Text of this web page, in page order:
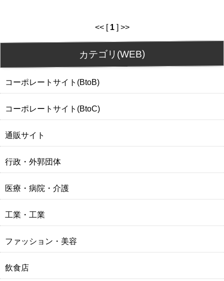
<< [ 1] >>
カテゴリ(WEB)
コーポレートサイト(BtoB)
コーポレートサイト(BtoC)
通販サイト
行政・外郭団体
医療・病院・介護
工業・工業
ファッション・美容
飲食店